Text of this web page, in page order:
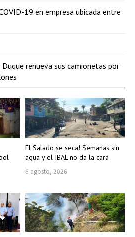
El Salado se seca! Semanas sin
agua y el IBAL no da la cara
6 agosto, 2026
19 en empresa ubicada entre
renueva sus camionetas por